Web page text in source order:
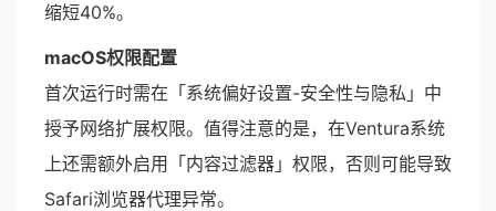
缩短40%。
macOS权限配置
首次运行时需在「系统偏好设置-安全性与隐私」中
授予网络扩展权限。值得注意的是，在Ventura系统
上还需额外启用「内容过滤器」权限，否则可能导致
Safari浏览器代理异常。